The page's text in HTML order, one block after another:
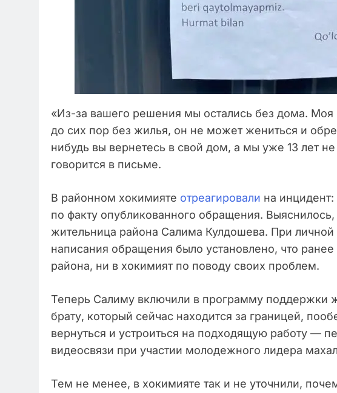
«Из-за вашего решения мы остались без дома.
до сих пор без жилья, он не может жениться и
нибудь вы вернетесь в свой дом, а мы уже 13 лет
говорится в письме.
В районном хокимияте отреагировали на
по факту опубликованного обращения.
жительница района Салима Кулдошева. При личной
написания обращения было установлено, что
района, ни в хокимият по поводу своих проблем.
Теперь Салиму включили в программу поддержки
брату, который сейчас находится за границей,
вернуться и устроиться на подходящую работу —
видеосвязи при участии молодежного лидера
Тем не менее, в хокимияте так и не уточнили,